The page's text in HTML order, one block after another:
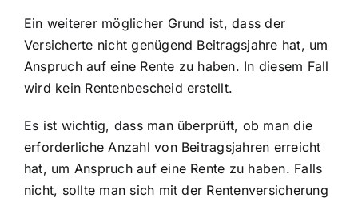
Ein weiterer möglicher Grund ist, dass der
Versicherte nicht genügend Beitragsjahre hat, um
Anspruch auf eine Rente zu haben. In diesem Fall
wird kein Rentenbescheid erstellt.
Es ist wichtig, dass man überprüft, ob man die
erforderliche Anzahl von Beitragsjahren erreicht
hat, um Anspruch auf eine Rente zu haben. Falls
nicht, sollte man sich mit der Rentenversicherung